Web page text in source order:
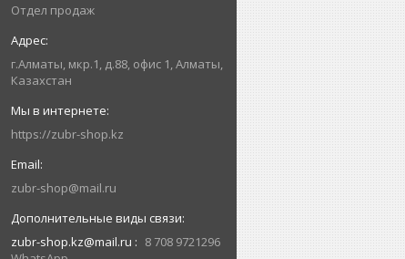
Отдел продаж
г.Алматы, мкр.1, д.88, офис 1, Алматы,
Казахстан
https://zubr-shop.kz
zubr-shop@mail.ru
zubr-shop.kz@mail.ru
8 708 9721296